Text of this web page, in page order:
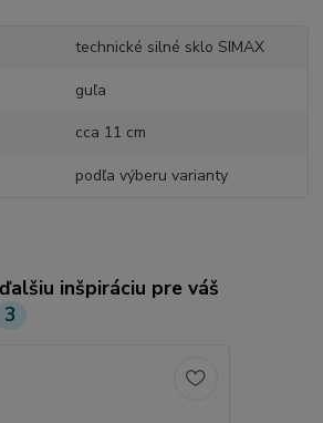
technické silné sklo SIMAX
guľa
cca 11 cm
podľa výberu varianty
inšpiráciu pre váš
3